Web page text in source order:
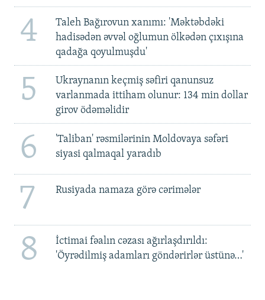
4
Taleh Bağırovun xanımı: 'Məktəbdəki
hadisədən əvvəl oğlumun ölkədən çıxışına
qadağa qoyulmuşdu'
5
Ukraynanın keçmiş səfiri qanunsuz
varlanmada ittiham olunur: 134 min dollar
girov ödəməlidir
6
'Taliban' rəsmilərinin Moldovaya səfəri
siyasi qalmaqal yaradıb
7 Rusiyada namaza görə cərimələr
8
İctimai fəalın cəzası ağırlaşdırıldı:
'Öyrədilmiş adamları göndərirlər üstünə…'